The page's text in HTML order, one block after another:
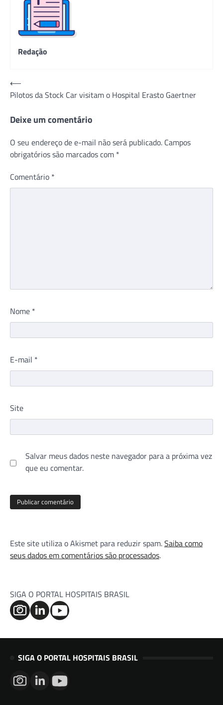
Redação
Navegação
de
Post
⟵
Pilotos da Stock Car visitam o Hospital Erasto Gaertner
Deixe um comentário
O seu endereço de e-mail não será publicado. Campos
obrigatórios são marcados com *
Comentário *
Nome *
E-mail *
Site
Salvar meus dados neste navegador para a próxima vez
que eu comentar.
Este site utiliza o Akismet para reduzir spam.Saiba como
seus dados em comentários são processados.
SIGA O PORTAL HOSPITAIS BRASIL
SIGA O PORTAL HOSPITAIS BRASIL